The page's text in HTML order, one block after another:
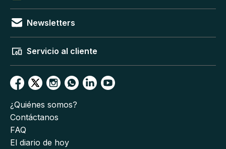
Newsletters
Servicio al cliente
¿Quiénes somos?
Contáctanos
FAQ
El diario de hoy